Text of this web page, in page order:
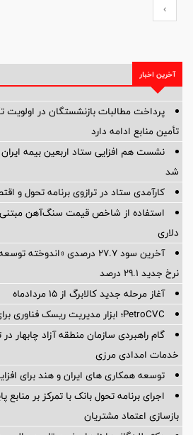
›
آخرین اخبار
پرداخت مطالبات بازنشستگان در اولویت
تأمین منابع ادامه دارد
نشست هم افزایی ستاد اربعین بیمه
شد
کارآمدی ستاد در ترازوی برنامه تحول و
استفاده از شاخص قیمت سنگ‌آهن
دلاری
آخرین سود ۲۷.۷ درصدی
نرخ جدید ۲۹.۱ درصد
آغاز مرحله جدید کالابرگ از ۱۵ مردادماه
PetroCVC؛ ابزار مدیریت ریسک فناوری برای هلدینگ
گام راهبردی سازمان منطقه آزاد چابهار
خدمات امدادی مرزی
توسعه همکاری های ایران و هند برای
اجرای برنامه تحول بانک با تمرکز بر منابع
بازسازی اعتماد مشتریان